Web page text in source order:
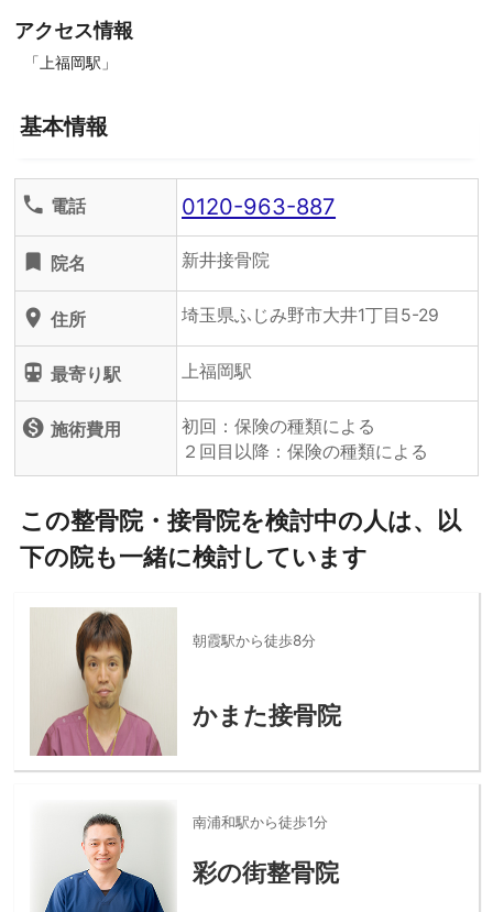
アクセス情報
「上福岡駅」
基本情報
phone 電話 0120-963-887
turned_in 院名 新井接骨院
location_on 住所 埼玉県ふじみ野市大井1丁目5-29
directions_subway 最寄り駅 上福岡駅
monetization_on 施術費用
初回：保険の種類による
２回目以降：保険の種類による
この整骨院・接骨院を検討中の人は、以
下の院も一緒に検討しています
朝霞駅から徒歩8分
かまた接骨院
南浦和駅から徒歩1分
彩の街整骨院